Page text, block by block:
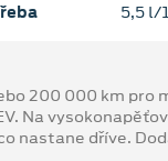
5,5 l/
200 000 km pro
Na
nastane dříve.